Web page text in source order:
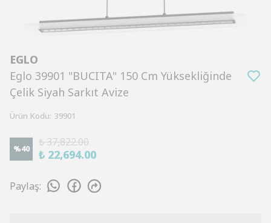
EGLO
Eglo 39901 "BUCITA" 150 Cm Yüksekliğinde
Çelik Siyah Sarkıt Avize
Ürün Kodu: 39901
%40
₺ 37,822.00
₺ 22,694.00
Paylaş: